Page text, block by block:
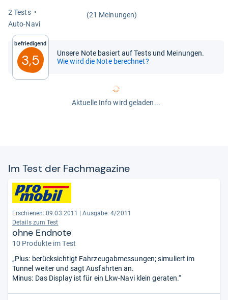
2 Tests
(21 Meinungen)
Auto-​Navi
Befriedigend
3,5
Unsere Note basiert auf Tests und Meinungen.
Wie wird die Note berechnet?
Aktuelle Info wird geladen...
Im Test der Fach­ma­ga­zine
Erschienen: 09.03.2011
Ausgabe: 4/2011
Details zum Test
ohne Endnote
10 Produkte im Test
„Plus: berücksichtigt Fahrzeugabmessungen; simuliert im
Tunnel weiter und sagt Ausfahrten an.
Minus: Das Display ist für ein Lkw-Navi klein geraten.“